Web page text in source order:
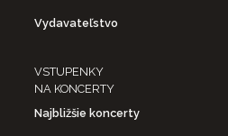
Vydavateľstvo
VSTUPENKY
NA KONCERTY
Najbližšie koncerty